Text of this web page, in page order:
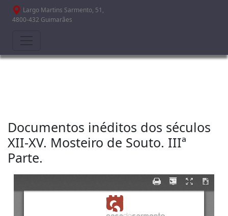
Passar para o conteúdo principal
Largo Martins Sarmento, 51,
4800-432 Guimarães
Documentos inéditos dos séculos
XII-XV. Mosteiro de Souto. IIIª
Parte.